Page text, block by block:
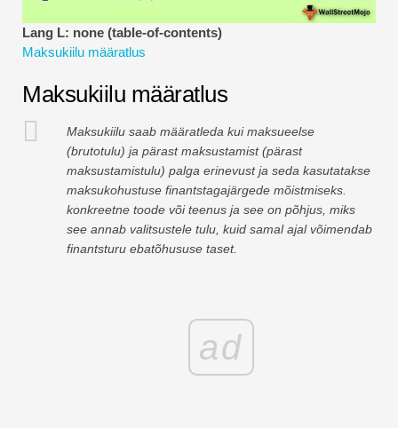
Täisvorm
Riskijuhtimise õpetused
Lang L: none (table-of-contents)
Maksukiilu määratlus
Maksukiilu määratlus
Maksukiilu saab määratleda kui maksueelse
(brutotulu) ja pärast maksustamist (pärast
maksustamistulu) palga erinevust ja seda kasutatakse
maksukohustuse finantstagajärgede mõistmiseks.
konkreetne toode või teenus ja see on põhjus, miks
see annab valitsustele tulu, kuid samal ajal võimendab
finantsturu ebatõhususe taset.
ad